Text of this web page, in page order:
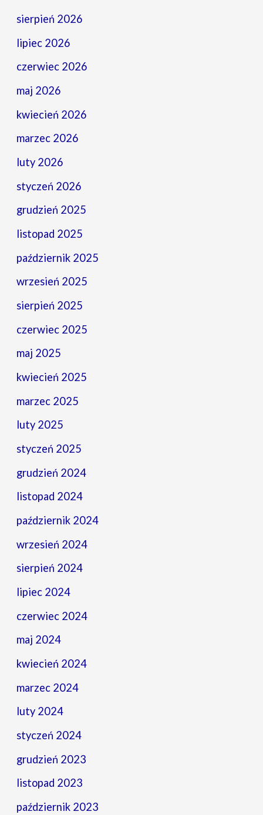
sierpień 2026
lipiec 2026
czerwiec 2026
maj 2026
kwiecień 2026
marzec 2026
luty 2026
styczeń 2026
grudzień 2025
listopad 2025
październik 2025
wrzesień 2025
sierpień 2025
czerwiec 2025
maj 2025
kwiecień 2025
marzec 2025
luty 2025
styczeń 2025
grudzień 2024
listopad 2024
październik 2024
wrzesień 2024
sierpień 2024
lipiec 2024
czerwiec 2024
maj 2024
kwiecień 2024
marzec 2024
luty 2024
styczeń 2024
grudzień 2023
listopad 2023
październik 2023